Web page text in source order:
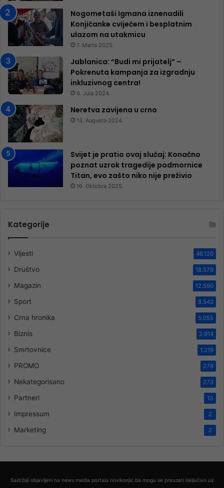
Nogometaši Igmana iznenadili
Konjičanke cvijećem i besplatnim
ulazom na utakmicu
7. Marta 2025.
Jablanica: “Budi mi prijatelj” –
Pokrenuta kampanja za izgradnju
inkluzivnog centra!
9. Jula 2024.
Neretva zavijena u crno
13. Augusta 2024.
Svijet je pratio ovaj slučaj: Konačno
poznat uzrok tragedije podmornice
Titan, evo zašto niko nije preživio
16. Oktobra 2025.
Kategorije
Vijesti 46.120
Društvo 18.579
Magazin 12.590
Sport 8.543
Crna hronika 5.055
Biznis 2.914
Smrtovnice 1.219
PROMO 278
Nekategorisano 273
Partneri 13
Impressum 2
Marketing 2
Sadržaji objavljeni na news media portalu novikonjic.ba mogu se preuzeti isključivo uz